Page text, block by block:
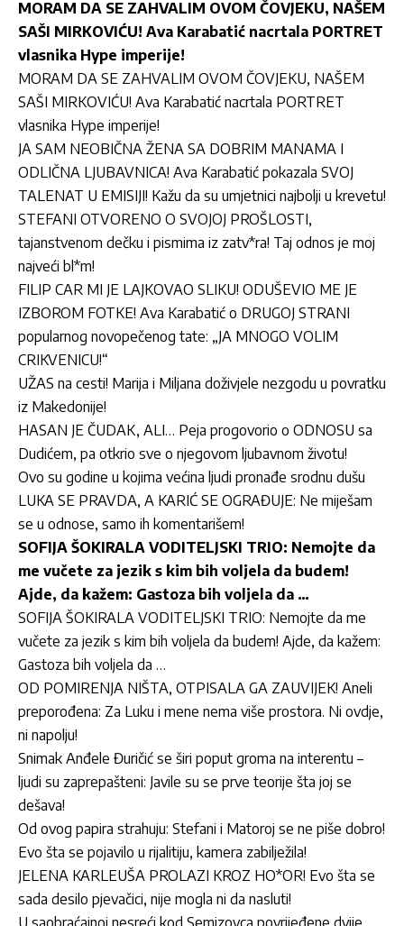
MORAM DA SE ZAHVALIM OVOM ČOVJEKU, NAŠEM
SAŠI MIRKOVIĆU! Ava Karabatić nacrtala PORTRET
vlasnika Hype imperije!
MORAM DA SE ZAHVALIM OVOM ČOVJEKU, NAŠEM
SAŠI MIRKOVIĆU! Ava Karabatić nacrtala PORTRET
vlasnika Hype imperije!
JA SAM NEOBIČNA ŽENA SA DOBRIM MANAMA I
ODLIČNA LJUBAVNICA! Ava Karabatić pokazala SVOJ
TALENAT U EMISIJI! Kažu da su umjetnici najbolji u krevetu!
STEFANI OTVORENO O SVOJOJ PROŠLOSTI,
tajanstvenom dečku i pismima iz zatv*ra! Taj odnos je moj
najveći bl*m!
FILIP CAR MI JE LAJKOVAO SLIKU! ODUŠEVIO ME JE
IZBOROM FOTKE! Ava Karabatić o DRUGOJ STRANI
popularnog novopečenog tate: „JA MNOGO VOLIM
CRIKVENICU!“
UŽAS na cesti! Marija i Miljana doživjele nezgodu u povratku
iz Makedonije!
HASAN JE ČUDAK, ALI… Peja progovorio o ODNOSU sa
Dudićem, pa otkrio sve o njegovom ljubavnom životu!
Ovo su godine u kojima većina ljudi pronađe srodnu dušu
LUKA SE PRAVDA, A KARIĆ SE OGRAĐUJE: Ne miješam
se u odnose, samo ih komentarišem!
SOFIJA ŠOKIRALA VODITELJSKI TRIO: Nemojte da
me vučete za jezik s kim bih voljela da budem!
Ajde, da kažem: Gastoza bih voljela da …
SOFIJA ŠOKIRALA VODITELJSKI TRIO: Nemojte da me
vučete za jezik s kim bih voljela da budem! Ajde, da kažem:
Gastoza bih voljela da …
OD POMIRENJA NIŠTA, OTPISALA GA ZAUVIJEK! Aneli
preporođena: Za Luku i mene nema više prostora. Ni ovdje,
ni napolju!
Snimak Anđele Đuričić se širi poput groma na interentu –
ljudi su zaprepašteni: Javile su se prve teorije šta joj se
dešava!
Od ovog papira strahuju: Stefani i Matoroj se ne piše dobro!
Evo šta se pojavilo u rijalitiju, kamera zabilježila!
JELENA KARLEUŠA PROLAZI KROZ HO*OR! Evo šta se
sada desilo pjevačici, nije mogla ni da nasluti!
U saobraćajnoj nesreći kod Semizovca povrijeđene dvije